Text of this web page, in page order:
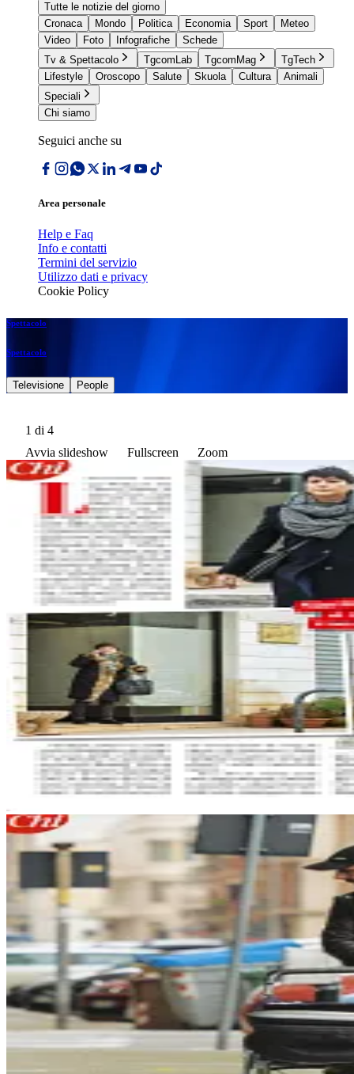
Tutte le notizie del giorno
Cronaca
Mondo Politica Economia Sport
Meteo
Video
Foto Infografiche
Schede
Tv & Spettacolo
TgcomLab TgcomMag
TgTech
Lifestyle
Oroscopo Salute Skuola Cultura
Animali
Speciali
Chi siamo
Seguici anche su
Area personale
Help e Faq
Info e contatti
Termini del servizio
Utilizzo dati e privacy
Cookie Policy
Spettacolo
Spettacolo
Televisione People
1 di 4
Avvia slideshow
Fullscreen Zoom